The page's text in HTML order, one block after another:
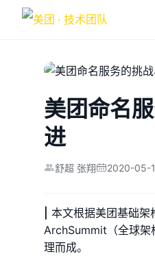
美团命名
进
舒超 张翔 2020-05-
本文根据美团基础架
ArchSummit（全球架
理而成。